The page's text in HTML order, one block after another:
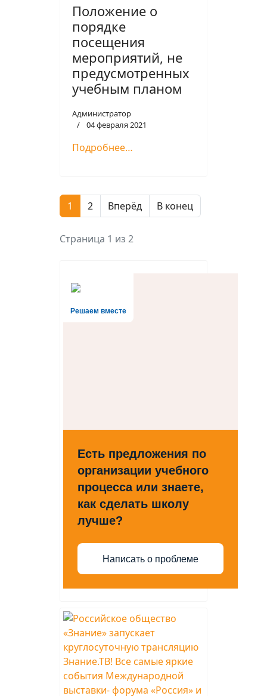
Положение о
порядке
посещения
мероприятий, не
предусмотренных
учебным планом
Администратор
04 февраля 2021
Подробнее…
1 2 Вперёд В конец
Страница 1 из 2
Решаем вместе
Есть предложения по
организации учебного
процесса или знаете,
как сделать школу
лучше?
Написать о проблеме